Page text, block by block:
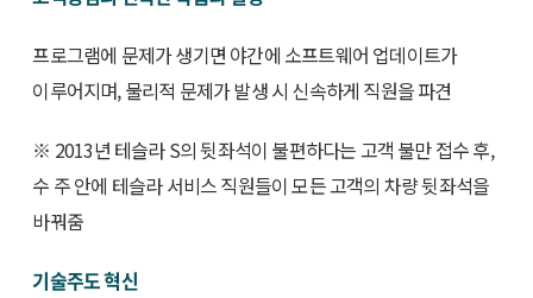
프로그램에 문제가 생기면 야간에 소프트웨어 업데이트가
이루어지며, 물리적 문제가 발생 시 신속하게 직원을 파견
※ 2013년 테슬라 S의 뒷좌석이 불편하다는 고객 불만 접수 후,
수 주 안에 테슬라 서비스 직원들이 모든 고객의 차량 뒷좌석을
바꿔줌
기술주도 혁신